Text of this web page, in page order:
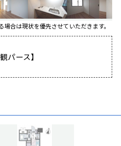
合は現状を優先させていただきます。
パース】